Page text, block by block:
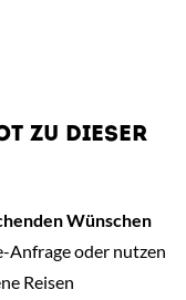
ZU DIESER
Wünschen
Anfrage oder nutzen
Reisen